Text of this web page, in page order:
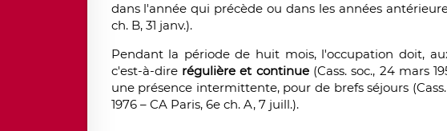
dans l'année qui précède ou dans les années
ch. B, 31 janv.).
Pendant la période de huit mois, l'occupation doit,
c'est-à-dire régulière et continue(Cass. soc., 24 mars
une présence intermittente, pour de brefs séjours (Cass.
1976 – CA Paris, 6e ch. A, 7 juill.).